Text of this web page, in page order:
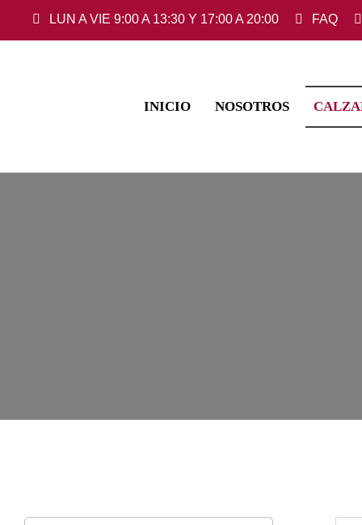
LUN A VIE 9:00 A 13:30 Y 17:00 A 20:00 FAQ
INICIO NOSOTROS